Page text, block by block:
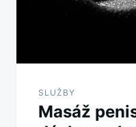
SLUŽBY
Masáž